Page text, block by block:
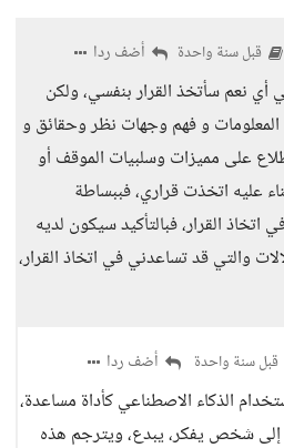
قبل سنة واحدة أضف ردا
أي نعم سأتخذ القرار بنفسي، ولكن
و فهم وجهات نظر وحقائق و
على مميزات وسلبيات الموقف أو
عليه اتخذت قراري، فببساطة
القرار، فبالتأكيد سيكون لديه
والتي قد تساعدني في اتخاذ القرار،
قبل سنة واحدة أضف ردا
الذكاء الاصطناعي كأداة مساعدة،
شخص يفكر، يبدع، ويترجم هذه